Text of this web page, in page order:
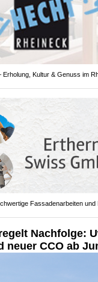
Kultur & Genuss im
Fassadenarbeiten und
Nachfolge:
neuer CCO ab